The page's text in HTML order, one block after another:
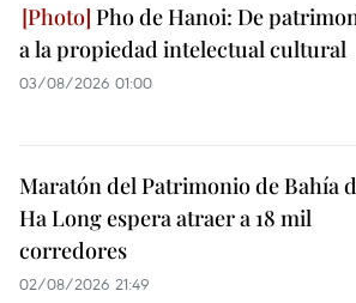
Pho de Hanoi: De
a la propiedad intelectual cultural
03/08/2026 01:00
Maratón del Patrimonio de Bahía
Ha Long espera atraer a 18 mil
corredores
02/08/2026 21:49